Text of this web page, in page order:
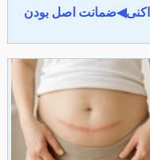
اصل بودن